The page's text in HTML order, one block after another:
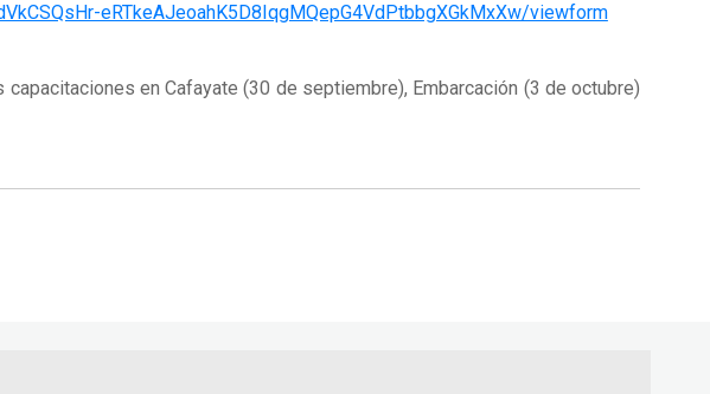
eRTkeAJeoahK5D8IqgMQepG4VdPtbbgXGkMxXw/viewform
en Cafayate (30 de septiembre), Embarcación (3 de octubre)